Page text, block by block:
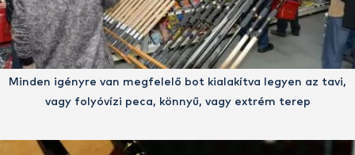
Minden igényre van megfelelő bot kialakítva legyen az tavi,
vagy folyóvízi peca, könnyű, vagy extrém terep